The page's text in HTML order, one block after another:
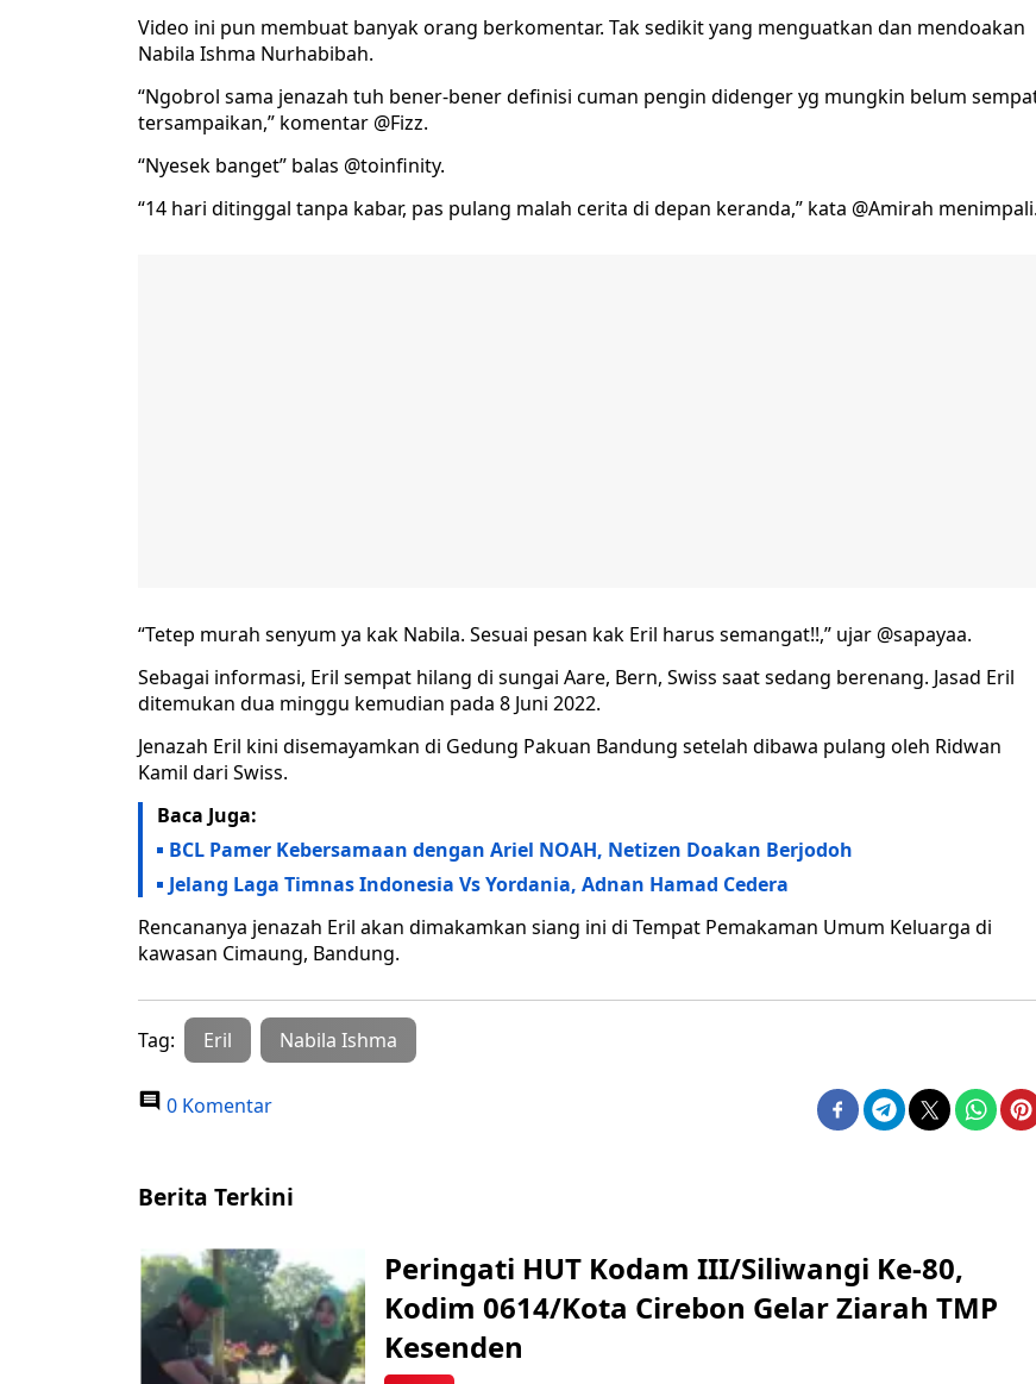
Video ini pun membuat banyak orang berkomentar. Tak sedikit yang menguatkan dan mendoakan
Nabila Ishma Nurhabibah.
“Ngobrol sama jenazah tuh bener-bener definisi cuman pengin didenger yg mungkin belum
tersampaikan,” komentar @Fizz.
“Nyesek banget” balas @toinfinity.
“14 hari ditinggal tanpa kabar, pas pulang malah cerita di depan keranda,” kata @Amirah menimpali.
“Tetep murah senyum ya kak Nabila. Sesuai pesan kak Eril harus semangat!!,” ujar @sapayaa.
Sebagai informasi, Eril sempat hilang di sungai Aare, Bern, Swiss saat sedang berenang. Jasad Eril
ditemukan dua minggu kemudian pada 8 Juni 2022.
Jenazah Eril kini disemayamkan di Gedung Pakuan Bandung setelah dibawa pulang oleh Ridwan
Kamil dari Swiss.
Baca Juga:
BCL Pamer Kebersamaan dengan Ariel NOAH, Netizen Doakan Berjodoh
Jelang Laga Timnas Indonesia Vs Yordania, Adnan Hamad Cedera
Rencananya jenazah Eril akan dimakamkan siang ini di Tempat Pemakaman Umum Keluarga di
kawasan Cimaung, Bandung.
Tag: Eril Nabila Ishma
0 Komentar
Berita Terkini
Peringati HUT Kodam III/Siliwangi Ke-80,
Kodim 0614/Kota Cirebon Gelar Ziarah TMP
Kesenden